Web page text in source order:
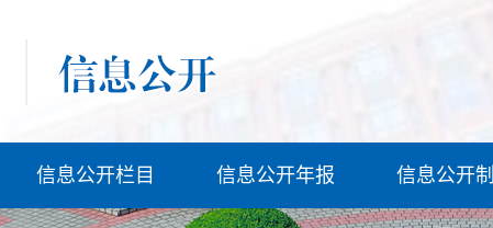
信息公开栏目 信息公开年报 信息公开